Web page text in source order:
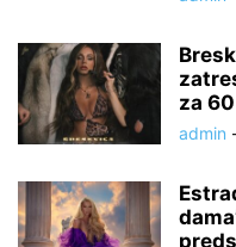
za
admin